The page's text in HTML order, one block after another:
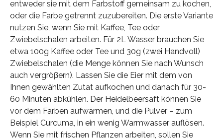
entweder sie mit dem Farbstoff gemeinsam zu kochen,
oder die Farbe getrennt zuzubereiten. Die erste Variante
nutzen Sie, wenn Sie mit Kaffee, Tee oder
Zwiebelschalen arbeiten. Für 2L Wasser brauchen Sie
etwa 100g Kaffee oder Tee und 30g (zwei Handvoll)
Zwiebelschalen (die Menge können Sie nach Wunsch
auch vergröβern). Lassen Sie die Eier mit dem von
Ihnen gewählten Zutat aufkochen und danach für 30-
60 Minuten abkühlen. Der Heidelbeersaft können Sie
vor dem Färben aufwärmen, und die Pulver – zum
Beispiel Curcuma, in ein wenig Warmwasser auflösen.
Wenn Sie mit frischen Pflanzen arbeiten, sollen Sie